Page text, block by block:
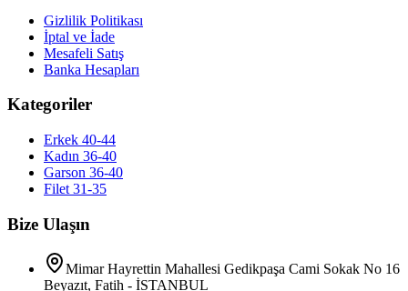
Gizlilik Politikası
İptal ve İade
Mesafeli Satış
Banka Hesapları
Kategoriler
Erkek 40-44
Kadın 36-40
Garson 36-40
Filet 31-35
Bize Ulaşın
Mimar Hayrettin Mahallesi Gedikpaşa Cami Sokak No 16
Beyazıt, Fatih - İSTANBUL